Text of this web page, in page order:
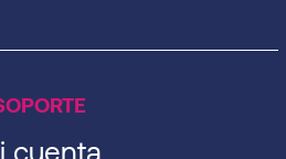
cuenta